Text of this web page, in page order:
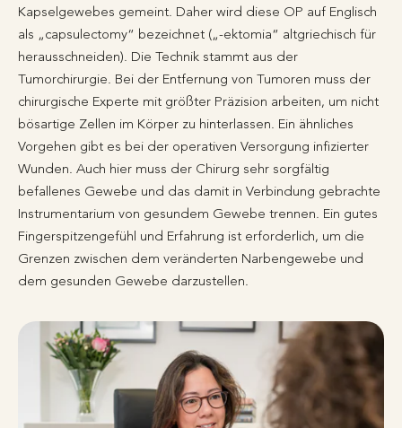
Kapselgewebes gemeint. Daher wird diese OP auf Englisch
als „capsulectomy“ bezeichnet („-ektomia“ altgriechisch für
herausschneiden). Die Technik stammt aus der
Tumorchirurgie. Bei der Entfernung von Tumoren muss der
chirurgische Experte mit größter Präzision arbeiten, um nicht
bösartige Zellen im Körper zu hinterlassen. Ein ähnliches
Vorgehen gibt es bei der operativen Versorgung infizierter
Wunden. Auch hier muss der Chirurg sehr sorgfältig
befallenes Gewebe und das damit in Verbindung gebrachte
Instrumentarium von gesundem Gewebe trennen. Ein gutes
Fingerspitzengefühl und Erfahrung ist erforderlich, um die
Grenzen zwischen dem veränderten Narbengewebe und
dem gesunden Gewebe darzustellen.